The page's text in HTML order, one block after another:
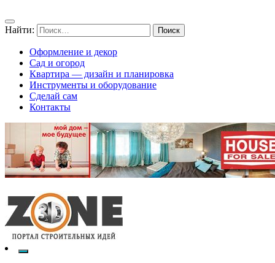
Найти:
Оформление и декор
Сад и огород
Квартира — дизайн и планировка
Инструменты и оборудование
Сделай сам
Контакты